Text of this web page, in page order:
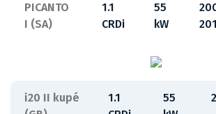
PICANTO
I (SA)
1.1
CRDi
55
kW
i20 II kupé
1.1
55